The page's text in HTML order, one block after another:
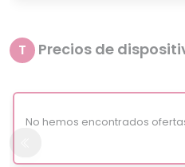
T Precios de
No hemos encontrados